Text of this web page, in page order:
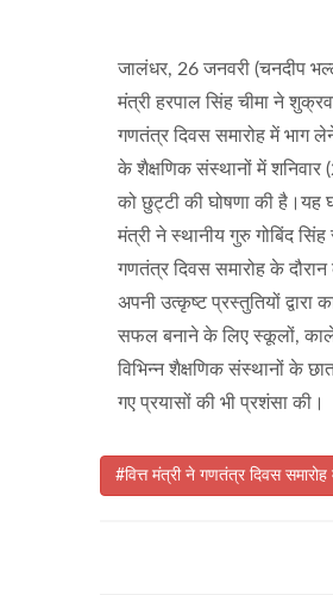
जालंधर, 26 जनवरी (चनदीप
मंत्री हरपाल सिंह चीमा ने
गणतंत्र दिवस समारोह में भाग
के शैक्षणिक संस्थानों में शनिवार
को छुट्टी की घोषणा की है।यह
मंत्री ने स्थानीय गुरु गोबिंद
गणतंत्र दिवस समारोह के दौरान
अपनी उत्कृष्ट प्रस्तुतियों द्वारा
सफल बनाने के लिए स्कूलों,
विभिन्न शैक्षणिक संस्थानों के
गए प्रयासों की भी प्रशंसा की।
#वित्त मंत्री ने गणतंत्र दिवस